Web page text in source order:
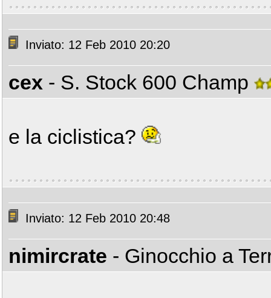
Inviato: 12 Feb 2010 20:20
cex - S. Stock 600 Champ
e la ciclistica?
Inviato: 12 Feb 2010 20:48
nimircrate - Ginocchio a